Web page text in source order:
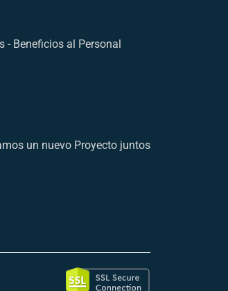
- Beneficios al Personal
un nuevo Proyecto juntos